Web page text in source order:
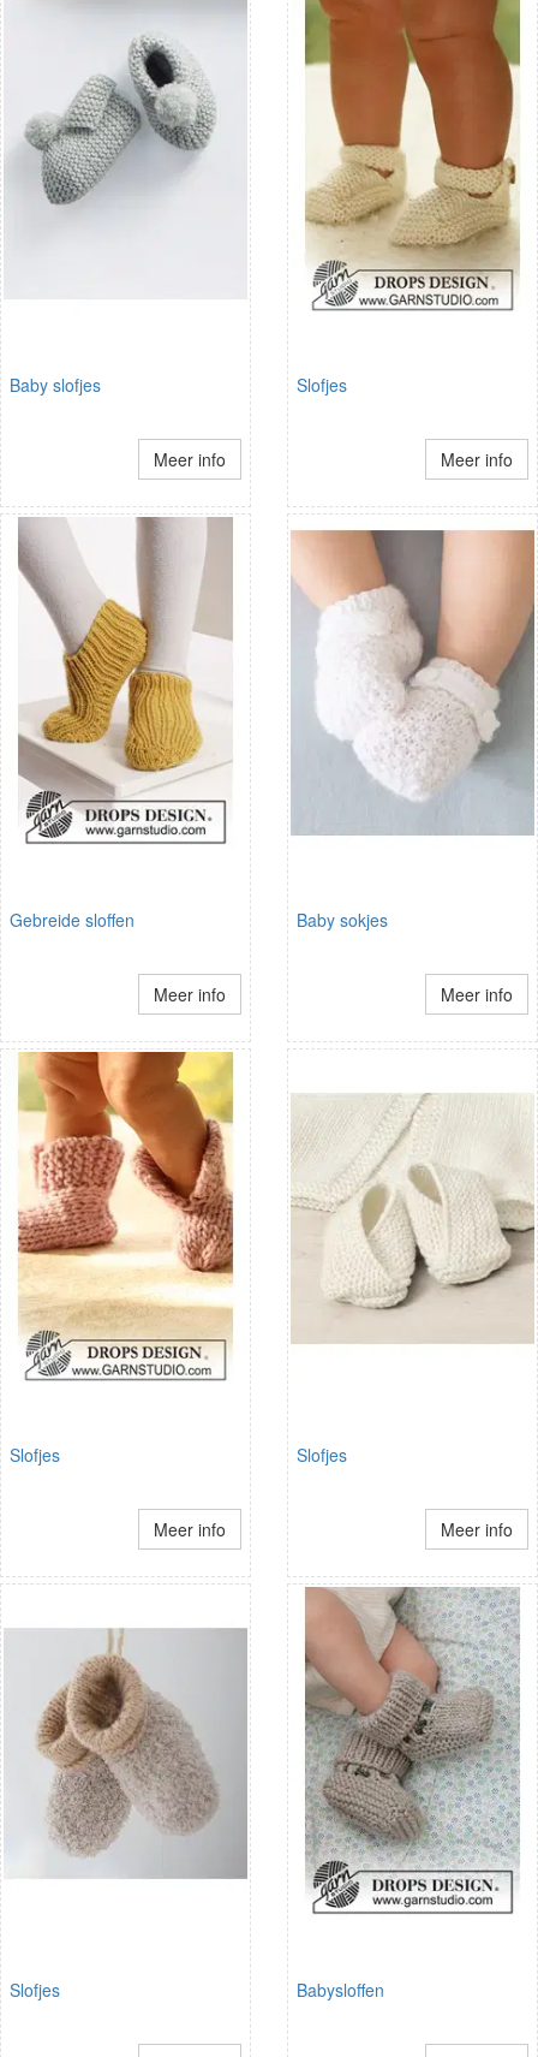
Baby slofjes
Meer info
Slofjes
Meer info
Gebreide sloffen
Meer info
Baby sokjes
Meer info
Slofjes
Meer info
Slofjes
Meer info
Slofjes Babysloffen